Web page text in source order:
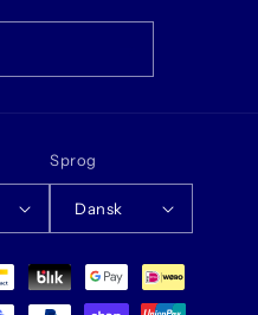
Sprog
Dansk